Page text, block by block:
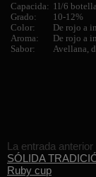
Capacida: 1l/6
Grado:
10-12%
Color:
De rojo a
Aroma:
De rojo a
Sabor:
Avellana,
La entrada anterior
SÓLIDA
Ruby cup